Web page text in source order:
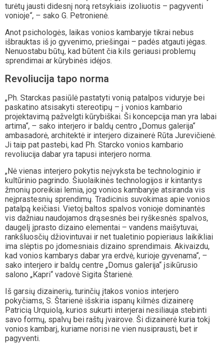
turėtų jausti didesnį norą retsykiais izoliuotis – pagyventi
vonioje“, – sako G. Petronienė.
Anot psichologės, laikas vonios kambaryje tikrai nebus
išbrauktas iš jo gyvenimo, priešingai – padės atgauti jėgas.
Nenuostabu būtų, kad būtent čia kils geriausi problemų
sprendimai ar kūrybinės idėjos.
Revoliucija tapo norma
„Ph. Starckas pasiūlė pastatyti vonią patalpos viduryje bei
paskatino atsisakyti stereotipų – į vonios kambario
projektavimą pažvelgti kūrybiškai. Ši koncepcija man yra labai
artima“, – sako interjero ir baldų centro „Domus galerija“
ambasadorė, architektė ir interjero dizainerė Rūta Jurevičienė.
Ji taip pat pastebi, kad Ph. Starcko vonios kambario
revoliucija dabar yra tapusi interjero norma.
„Nė vienas interjero pokytis neįvyksta be technologinio ir
kultūrinio pagrindo. Šiuolaikinės technologijos ir kintantys
žmonių poreikiai lemia, jog vonios kambaryje atsiranda vis
neįprastesnių sprendimų. Tradicinis suvokimas apie vonios
patalpą keičiasi. Vietoj baltos spalvos vonioje dominantės
vis dažniau naudojamos drąsesnės bei ryškesnės spalvos,
daugelį įprasto dizaino elementai – vandens maišytuvai,
rankšluosčių džiovintuvai ir net tualetinio popieriaus laikikliai
ima slėptis po įdomesniais dizaino sprendimais. Akivaizdu,
kad vonios kambarys dabar yra erdvė, kurioje gyvenama“, –
sako interjero ir baldų centre „Domus galerija“ įsikūrusio
salono „Kapri“ vadovė Sigita Štarienė.
Iš garsių dizainerių, turinčių įtakos vonios interjero
pokyčiams, S. Štarienė išskiria ispanų kilmės dizainerę
Patricią Urquiolą, kurios sukurti interjerai nesiliauja stebinti
savo formų, spalvų bei raštų įvairove. Ši dizainerė kuria tokį
vonios kambarį, kuriame norisi ne vien nusiprausti, bet ir
pagyventi.